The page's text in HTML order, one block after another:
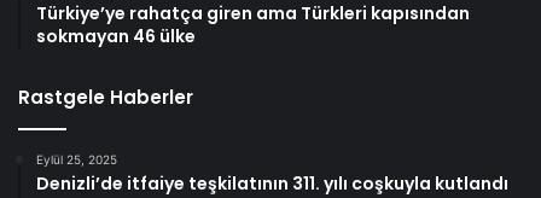
Türkiye’ye rahatça giren ama Türkleri kapısından
sokmayan 46 ülke
Rastgele Haberler
Eylül 25, 2025
Denizli’de itfaiye teşkilatının 311. yılı coşkuyla kutlandı